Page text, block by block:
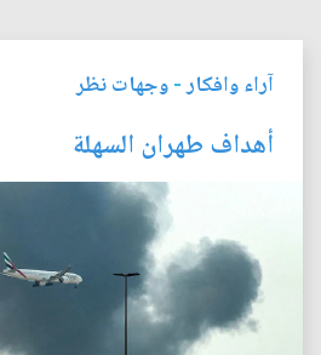
آراء وافكار-وجهات نظر
أهداف طهران السهلة